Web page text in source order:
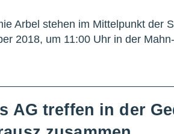
Arbel stehen im Mittelpunkt der
2018, um 11:00 Uhr in der
AG treffen in der